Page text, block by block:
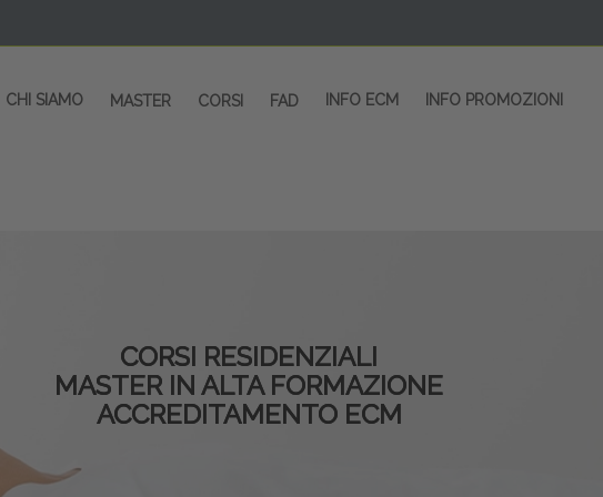
CHI SIAMO MASTER CORSI FAD INFO ECM INFO PROMOZIONI
CORSI RESIDENZIALI
MASTER IN ALTA FORMAZIONE
ACCREDITAMENTO ECM